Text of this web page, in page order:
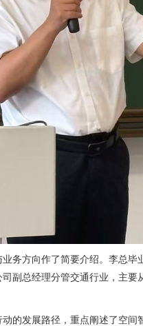
务方向作了简要介绍。李总
副总经理分管交通行业，主
的发展路径，重点阐述了空间